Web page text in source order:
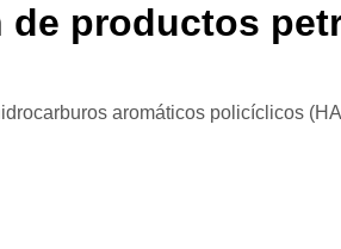
de productos
aromáticos policíclicos